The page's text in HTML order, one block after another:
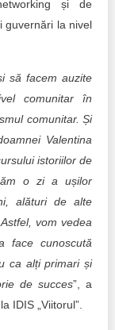
și de
guvernări la nivel
să facem auzite
comunitar în
comunitar. Și
Valentina
istoriilor de
o zi a ușilor
alături de alte
vom vedea
face cunoscută
ca alți primari și
de succes”, a
IDIS „Viitorul”.